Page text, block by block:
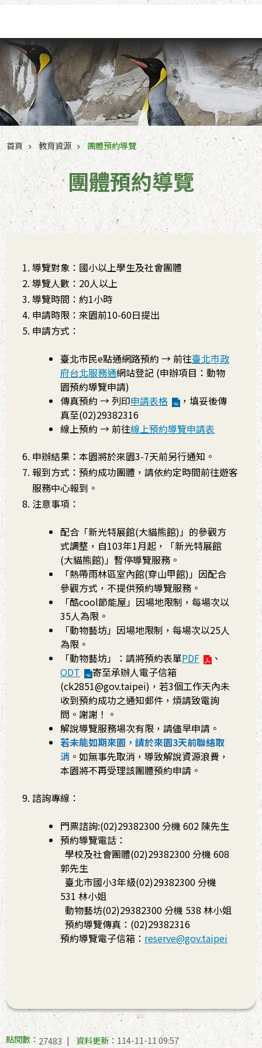
首頁 教育資源 團體預約導覽
團體預約導覽
導覽對象：國小以上學生及社會團體
導覽人數：20人以上
導覽時間：約1小時
申請時限：來園前10-60日提出
申請方式：
臺北市民e點通網路預約 → 前往臺北市政
府台北服務通網站登記 (申辦項目：動物
園預約導覽申請)
傳真預約 → 列印申請表格
，填妥後傳
真至(02)29382316
線上預約 → 前往線上預約導覽申請表
申辦結果：本園將於來園3-7天前另行通知。
報到方式：預約成功團體，請依約定時間前往遊客
服務中心報到。
注意事項：
配合「新光特展館(大貓熊館)」的參觀方
式調整，自103年1月起，「新光特展館
(大貓熊館)」暫停導覽服務。
「熱帶雨林區室內館(穿山甲館)」因配合
參觀方式，不提供預約導覽服務。
「酷cool節能屋」因場地限制，每場次以
35人為限。
「動物藝坊」因場地限制，每場次以25人
為限。
「動物藝坊」：請將預約表單PDF
、
ODT
寄至承辦人電子信箱
(ck2851@gov.taipei)，若3個工作天內未
收到預約成功之通知郵件，煩請致電詢
問。謝謝！。
解說導覽服務場次有限，請儘早申請。
若未能如期來園，請於來園3天前聯絡取
消 。如無事先取消，導致解說資源浪費，
本園將不再受理該團體預約申請。
諮詢專線：
門票諮詢:(02)29382300 分機 602 陳先生
預約導覽電話：
學校及社會團體(02)29382300 分機 608
郭先生
臺北市國小3年級(02)29382300 分機
531 林小姐
動物藝坊(02)29382300 分機 538 林小姐
預約導覽傳真：(02)29382316
預約導覽電子信箱： reserve@gov.taipei
點閱數：27483 資料更新：114-11-11 09:57